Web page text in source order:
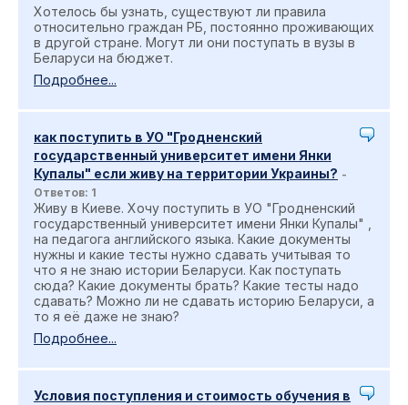
Хотелось бы узнать, существуют ли правила
относительно граждан РБ, постоянно проживающих
в другой стране. Могут ли они поступать в вузы в
Беларуси на бюджет.
Подробнее...
как поступить в УО "Гродненский
государственный университет имени Янки
Купалы" если живу на территории Украины? -
Ответов: 1
Живу в Киеве. Хочу поступить в УО "Гродненский
государственный университет имени Янки Купалы" ,
на педагога английского языка. Какие документы
нужны и какие тесты нужно сдавать учитывая то
что я не знаю истории Беларуси. Как поступать
сюда? Какие документы брать? Какие тесты надо
сдавать? Можно ли не сдавать историю Беларуси, а
то я её даже не знаю?
Подробнее...
Условия поступления и стоимость обучения в